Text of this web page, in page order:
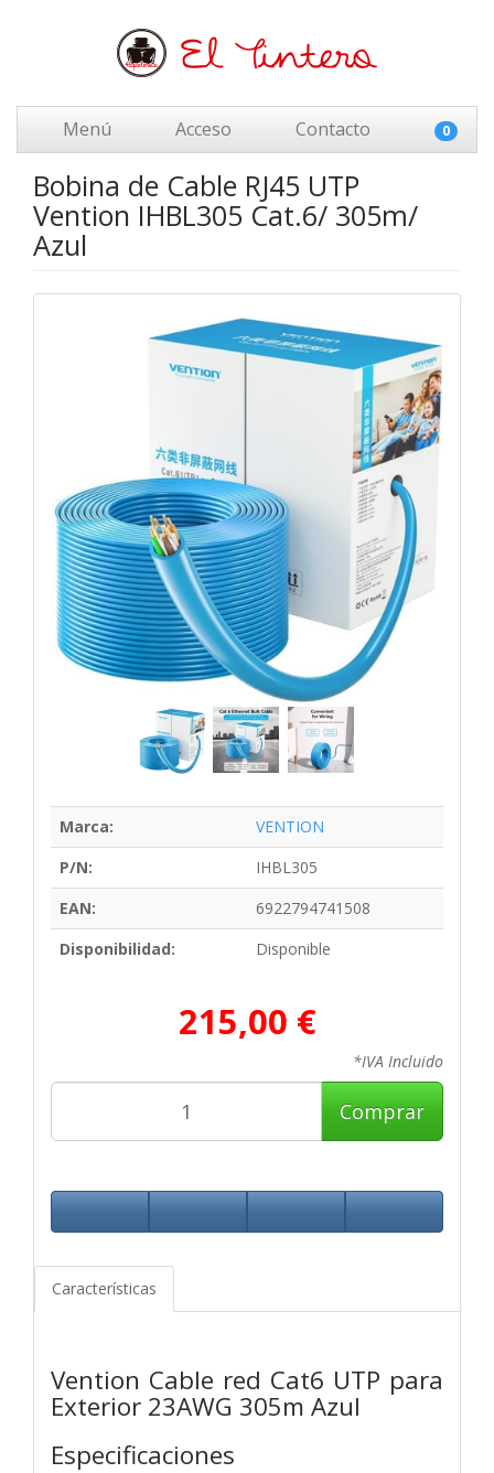
Menú Acceso Contacto 0
Bobina de Cable RJ45 UTP
Vention IHBL305 Cat.6/ 305m/
Azul
Marca:
VENTION
P/N:
IHBL305
EAN:
6922794741508
Disponibilidad:
Disponible
215,00 €
*IVA Incluido
Comprar
Características
Vention Cable red Cat6 UTP para
Exterior 23AWG 305m Azul
Especificaciones